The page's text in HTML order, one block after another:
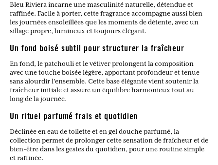
Bleu Riviera incarne une masculinité naturelle, détendue et
raffinée. Facile à porter, cette fragrance accompagne aussi bien
les journées ensoleillées que les moments de détente, avec un
sillage propre, lumineux et toujours élégant.
Un fond boisé subtil pour structurer la fraîcheur
En fond, le patchouli et le vétiver prolongent la composition
avec une touche boisée légère, apportant profondeur et tenue
sans alourdir l’ensemble. Cette base élégante vient soutenir la
fraîcheur initiale et assure un équilibre harmonieux tout au
long de la journée.
Un rituel parfumé frais et quotidien
Déclinée en eau de toilette et en gel douche parfumé, la
collection permet de prolonger cette sensation de fraîcheur et de
bien-être dans les gestes du quotidien, pour une routine simple
et raffinée.